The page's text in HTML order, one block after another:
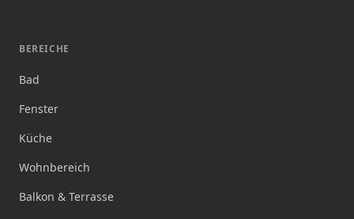
BEREICHE
Bad
Fenster
Küche
Wohnbereich
Balkon & Terrasse